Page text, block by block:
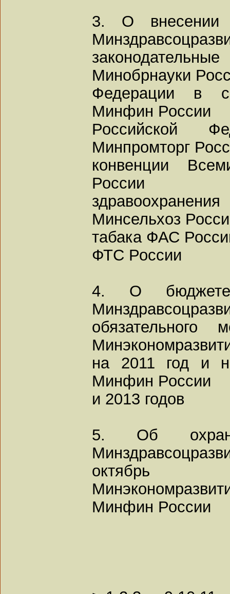
3. О внесении
Минобрнауки
Федерации в
Минфин России
Российской
Минпромторг
конвенции
России
Минсельхоз
табака ФАС
ФТС России
4. О бюджете
обязательного
на 2011 год и
Минфин России
и 2013 годов
5. Об
октябрь
Минфин России